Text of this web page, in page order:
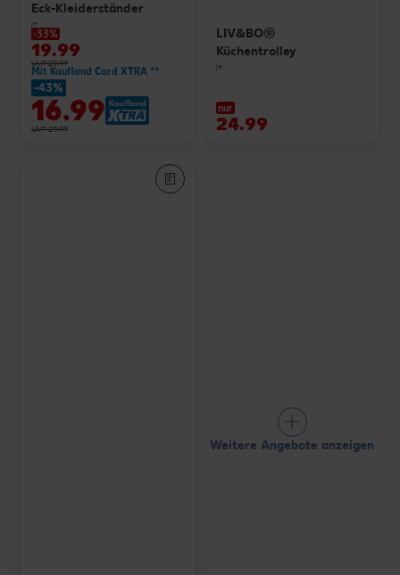
Eck-Kleiderständer
je
-33%
19.99
UVP 29.99
Mit Kaufland Card XTRA **
-43%
16.99
UVP 29.99
LIV&BO®
Küchentrolley
je
nur
24.99
Weitere Angebote anzeigen